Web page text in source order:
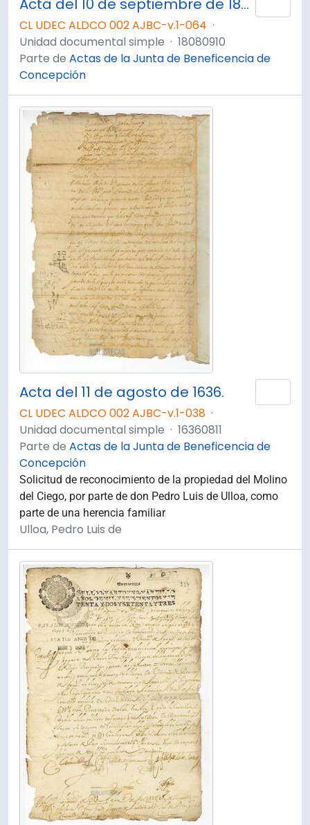
Acta del 10 de septiembre de 1808
CL UDEC ALDCO 002 AJBC-v.1-064 ·
Unidad documental simple · 18080910
Parte de Actas de la Junta de Beneficencia de
Concepción
Acta del 11 de agosto de 1636.
CL UDEC ALDCO 002 AJBC-v.1-038 ·
Unidad documental simple · 16360811
Parte de Actas de la Junta de Beneficencia de
Concepción
Solicitud de reconocimiento de la propiedad del Molino
del Ciego, por parte de don Pedro Luis de Ulloa, como
parte de una herencia familiar
Ulloa, Pedro Luis de